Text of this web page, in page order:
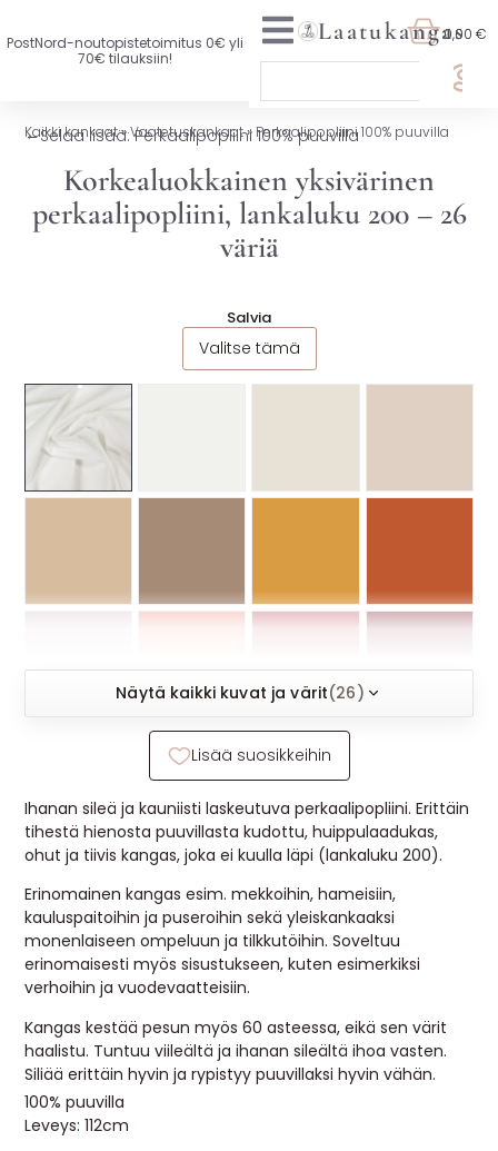
PostNord-noutopistetoimitus 0€ yli
70€ tilauksiin!
UUTTA VALIKOIMASSA
KAIKKI KANKAAT
LISENSOIDUT KANKAAT
KANKAAT A-Ö
USEIN KYSYTTYÄ
OTA YHTEYTTÄ
Laatukangas0,00 €
Kaikki kankaat»Vaatetuskankaat» Perkaalipopliini 100% puuvilla
←Selaa lisää: Perkaalipopliini 100% puuvilla
Korkealuokkainen yksivärinen
perkaalipopliini, lankaluku 200 – 26
väriä
Ihanan sileä ja kauniisti laskeutuva perkaalipopliini. Erittäin
tihestä hienosta puuvillasta kudottu, huippulaadukas,
ohut ja tiivis kangas, joka ei kuulla läpi (lankaluku 200).
Erinomainen kangas esim. mekkoihin, hameisiin,
kauluspaitoihin ja puseroihin sekä yleiskankaaksi
monenlaiseen ompeluun ja tilkkutöihin. Soveltuu
erinomaisesti myös sisustukseen, kuten esimerkiksi
verhoihin ja vuodevaatteisiin.
Kangas kestää pesun myös 60 asteessa, eikä sen värit
haalistu. Tuntuu viileältä ja ihanan sileältä ihoa vasten.
Siliää erittäin hyvin ja rypistyy puuvillaksi hyvin vähän.
100% puuvilla
Leveys: 112cm
Salvia
Valitse tämä
Näytä kaikki kuvat ja värit(26)
Lisää suosikkeihin